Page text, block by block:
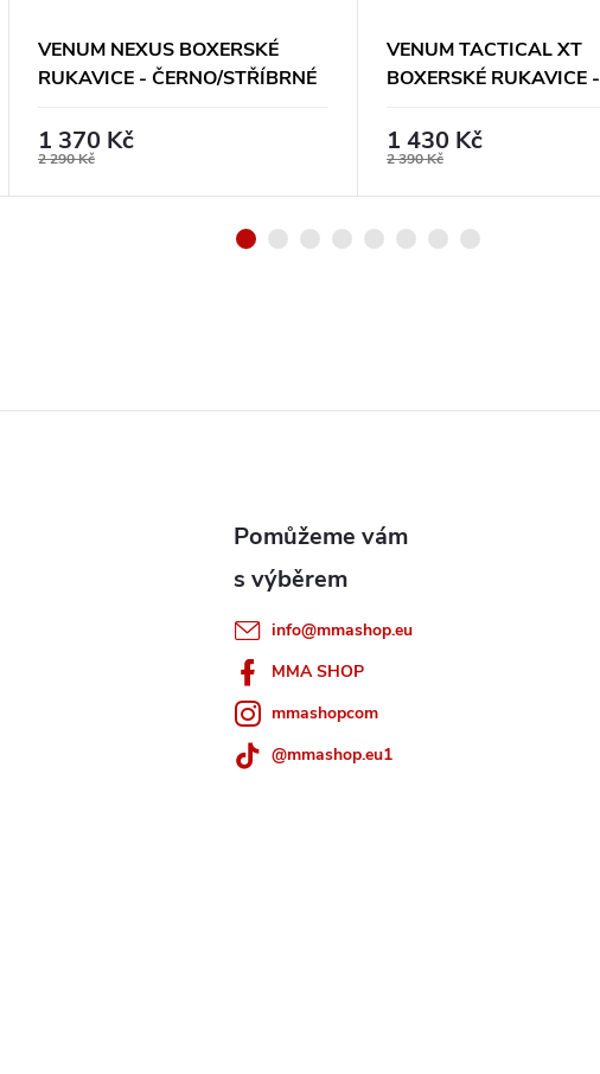
VENUM NEXUS BOXERSKÉ
RUKAVICE - ČERNO/STŘÍBRNÉ
1 370 Kč
2 290 Kč
VENUM TACTICAL XT
BOXERSKÉ RUKAVICE -
1 430 Kč
2 390 Kč
info@mmashop.eu
MMA SHOP
mmashopcom
@mmashop.eu1